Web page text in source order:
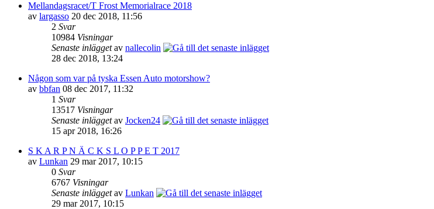
Mellandagsracet/T Frost Memorialrace 2018
av largasso 20 dec 2018, 11:56
2 Svar
10984 Visningar
Senaste inläggetav nallecolin
28 dec 2018, 13:24
Någon som var på tyska Essen Auto motorshow?
av bbfan 08 dec 2017, 11:32
1 Svar
13517 Visningar
Senaste inläggetav Jocken24
15 apr 2018, 16:26
S K A R P N Ä C K S L O P P E T 2017
av Lunkan 29 mar 2017, 10:15
0 Svar
6767 Visningar
Senaste inläggetav Lunkan
29 mar 2017, 10:15